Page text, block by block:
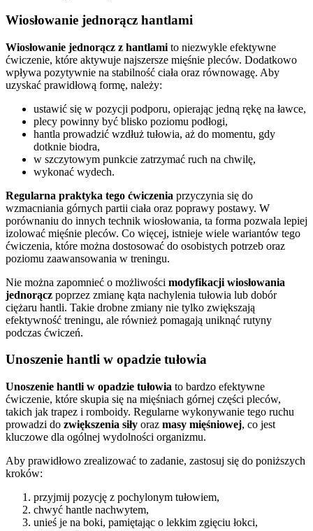
Wiosłowanie jednorącz hantlami
Wiosłowanie jednorącz z hantlami to niezwykle efektywne
ćwiczenie, które aktywuje najszersze mięśnie pleców. Dodatkowo
wpływa pozytywnie na stabilność ciała oraz równowagę. Aby
uzyskać prawidłową formę, należy:
ustawić się w pozycji podporu, opierając jedną rękę na ławce,
plecy powinny być blisko poziomu podłogi,
hantla prowadzić wzdłuż tułowia, aż do momentu, gdy
dotknie biodra,
w szczytowym punkcie zatrzymać ruch na chwilę,
wykonać wydech.
Regularna praktyka tego ćwiczenia przyczynia się do
wzmacniania górnych partii ciała oraz poprawy postawy. W
porównaniu do innych technik wiosłowania, ta forma pozwala lepiej
izolować mięśnie pleców. Co więcej, istnieje wiele wariantów tego
ćwiczenia, które można dostosować do osobistych potrzeb oraz
poziomu zaawansowania w treningu.
Nie można zapomnieć o możliwości modyfikacji wiosłowania
jednorącz poprzez zmianę kąta nachylenia tułowia lub dobór
ciężaru hantli. Takie drobne zmiany nie tylko zwiększają
efektywność treningu, ale również pomagają uniknąć rutyny
podczas ćwiczeń.
Unoszenie hantli w opadzie tułowia
Unoszenie hantli w opadzie tułowia to bardzo efektywne
ćwiczenie, które skupia się na mięśniach górnej części pleców,
takich jak trapez i romboidy. Regularne wykonywanie tego ruchu
prowadzi do zwiększenia siły oraz masy mięśniowej, co jest
kluczowe dla ogólnej wydolności organizmu.
Aby prawidłowo zrealizować to zadanie, zastosuj się do poniższych
kroków:
przyjmij pozycję z pochylonym tułowiem,
chwyć hantle nachwytem,
unieś je na boki, pamiętając o lekkim zgięciu łokci,